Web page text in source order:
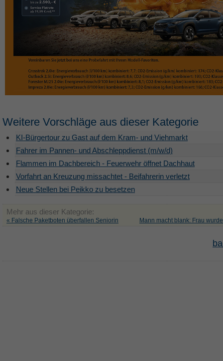
Weitere Vorschläge aus dieser Kategorie
KI-Bürgertour zu Gast auf dem Kram- und Viehmarkt
Fahrer im Pannen- und Abschleppdienst (m/w/d)
Flammen im Dachbereich - Feuerwehr öffnet Dachhaut
Vorfahrt an Kreuzung missachtet - Beifahrerin verletzt
Neue Stellen bei Peikko zu besetzen
Mehr aus dieser Kategorie:
« Falsche Paketboten überfallen Seniorin Mann macht blank: Frau